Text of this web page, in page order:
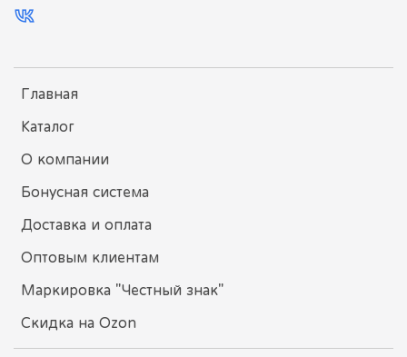
Главная
Каталог
О компании
Бонусная система
Доставка и оплата
Оптовым клиентам
Маркировка "Честный знак"
Скидка на Ozon